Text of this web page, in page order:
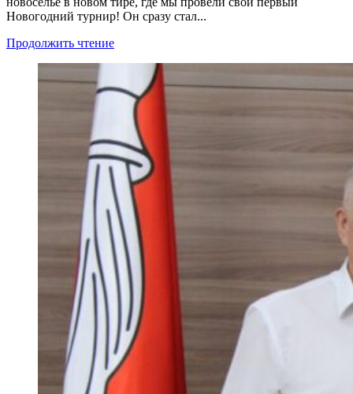
Новогодний турнир! Он сразу стал...
Продолжить чтение